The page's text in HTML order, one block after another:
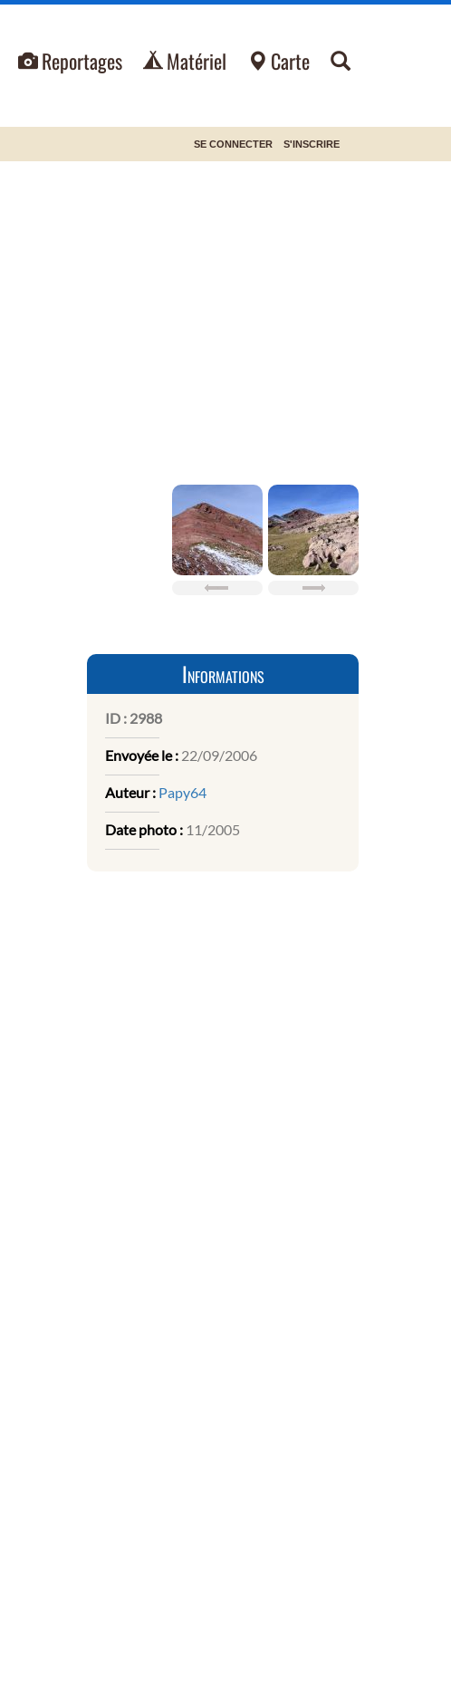
Reportages Matériel Carte
SE CONNECTER S'INSCRIRE
Informations
ID : 2988
Envoyée le : 22/09/2006
Auteur : Papy64
Date photo : 11/2005